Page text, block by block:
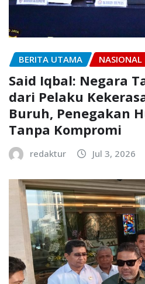
BERITA UTAMA NASIONAL
Said Iqbal: Negara
dari Pelaku
Buruh, Penegakan
Tanpa Kompromi
redaktur Jul 3, 2026